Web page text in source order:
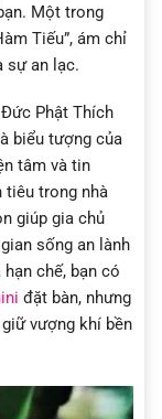
Một trong
Tiếu”, ám chỉ
sự an lạc.
Phật Thích
biểu tượng của
tâm và tin
tiêu trong nhà
giúp gia chủ
sống an lành
chế, bạn có
đặt bàn, nhưng
vượng khí bền